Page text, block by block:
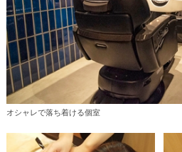
オシャレで落ち着ける個室